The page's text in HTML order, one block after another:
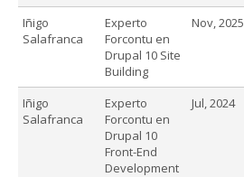
Iñigo
Salafranca
Experto
Forcontu en
Drupal 10 Site
Building
Nov, 2025
Iñigo
Salafranca
Experto
Forcontu en
Drupal 10
Front-End
Development
Jul, 2024